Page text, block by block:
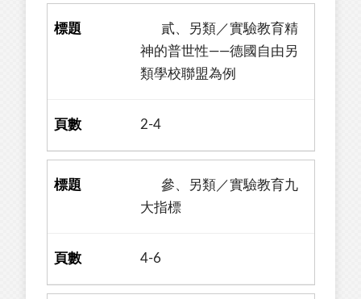
貳、另類／實驗教育精
神的普世性——德國自由另
類學校聯盟為例
2-4
參、另類／實驗教育九
大指標
4-6